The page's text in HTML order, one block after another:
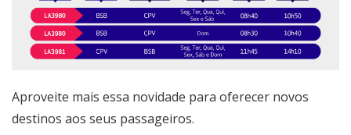
Aproveite mais essa novidade para oferecer novos
destinos aos seus passageiros.